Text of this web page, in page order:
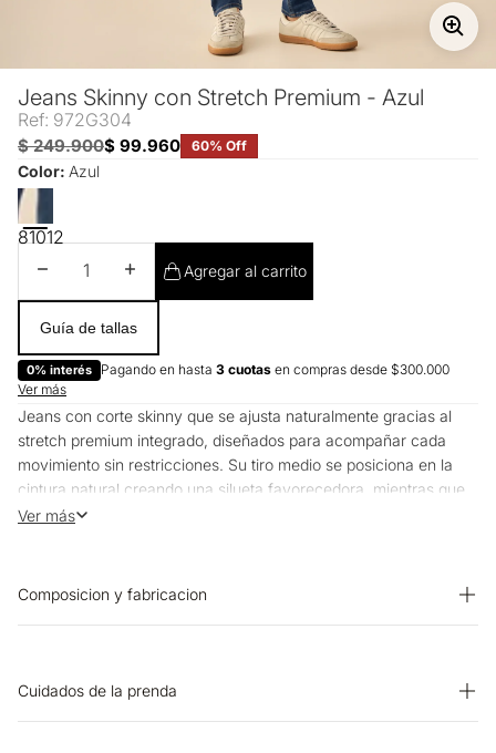
Jeans Skinny con Stretch Premium - Azul
Ref: 972G304
$ 249.900$ 99.960 60% Off
Color: Azul
81012
Disminuir cantidadAumentar cantidad
Agregar al carrito
Guía de tallas
0% interés Pagando en hasta 3 cuotas en compras desde $300.000
Ver más
Jeans con corte skinny que se ajusta naturalmente gracias al
stretch premium integrado, diseñados para acompañar cada
movimiento sin restricciones. Su tiro medio se posiciona en la
cintura natural creando una silueta favorecedora, mientras que
el denim de alta calidad mantiene su forma con el uso regular.
Ver más
Composicion y fabricacion
Cuidados de la prenda